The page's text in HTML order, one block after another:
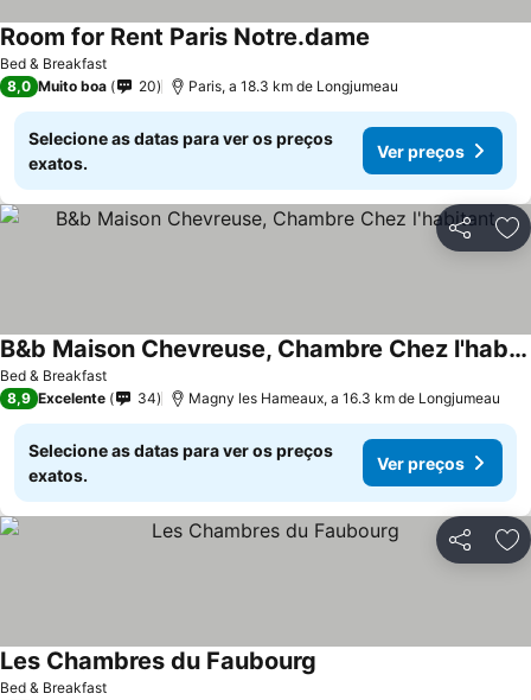
Bed & Breakfast
Room for Rent Paris Notre.dame
8,0 Muito boa 20 Paris, a 18.3 km de Longjumeau
Selecione as datas para ver os preços
exatos.
Ver preços
Partilhar
Bed & Breakfast
B&b Maison Chevreuse, Chambre Chez l'habitant
8,9 Excelente 34 Magny les Hameaux, a 16.3 km de Longjumeau
Selecione as datas para ver os preços
exatos.
Ver preços
Partilhar
Bed & Breakfast
Les Chambres du Faubourg